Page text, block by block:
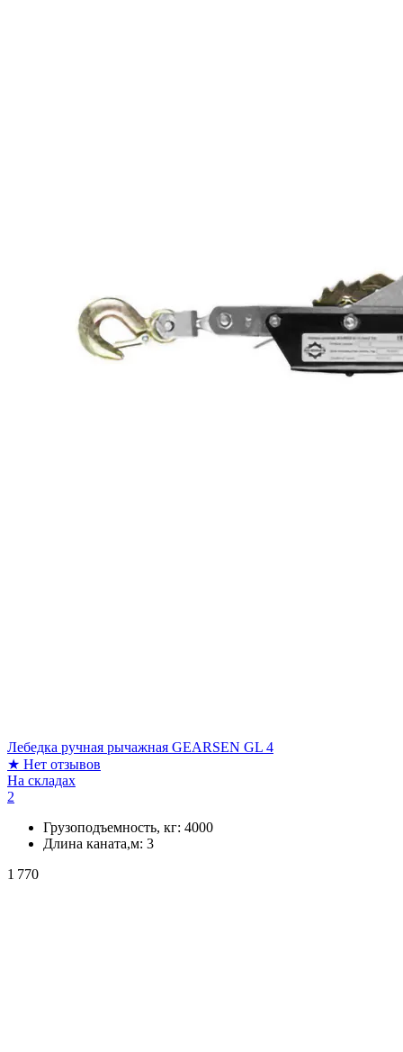
Лебедка ручная рычажная GEARSEN GL 4
★ Нет отзывов
На складах
2
Грузоподъемность, кг: 4000
Длина каната,м: 3
1 770